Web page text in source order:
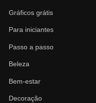
Gráficos grátis
Para iniciantes
Passo a passo
Beleza
Bem-estar
Decoração